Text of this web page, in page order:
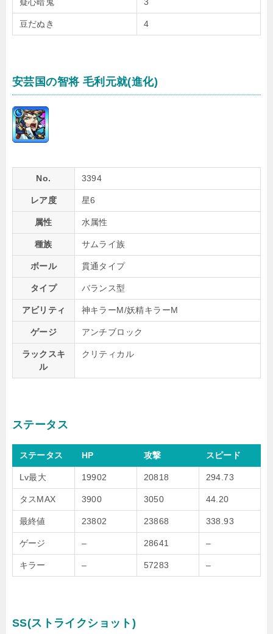
豆だぬき 4
安芸国の智将 毛利元就(進化)
No. 3394
レア度 星6
属性 水属性
種族 サムライ族
ボール 貫通タイプ
タイプ バランス型
アビリティ 神キラーM/妖精キラーM
ゲージ アンチブロック
ラックスキ
ル
クリティカル
ステータス
ステータス HP 攻撃 スピード
Lv最大 19902 20818 294.73
タスMAX 3900 3050 44.20
最終値 23802 23868 338.93
ゲージ – 28641 –
キラー – 57283 –
SS(ストライクショット)